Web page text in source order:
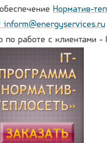
Норматив-
inform@energyservices.ru
работе с клиентами -